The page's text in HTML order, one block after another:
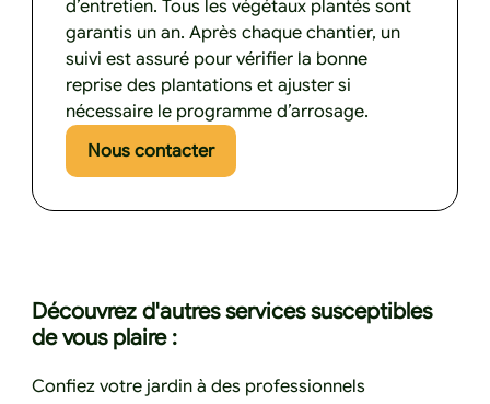
d’entretien. Tous les végétaux plantés sont
garantis un an. Après chaque chantier, un
suivi est assuré pour vérifier la bonne
reprise des plantations et ajuster si
nécessaire le programme d’arrosage.
Nous contacterNous contacter
Découvrez d'autres services susceptibles
de vous plaire :
Confiez votre jardin à des professionnels